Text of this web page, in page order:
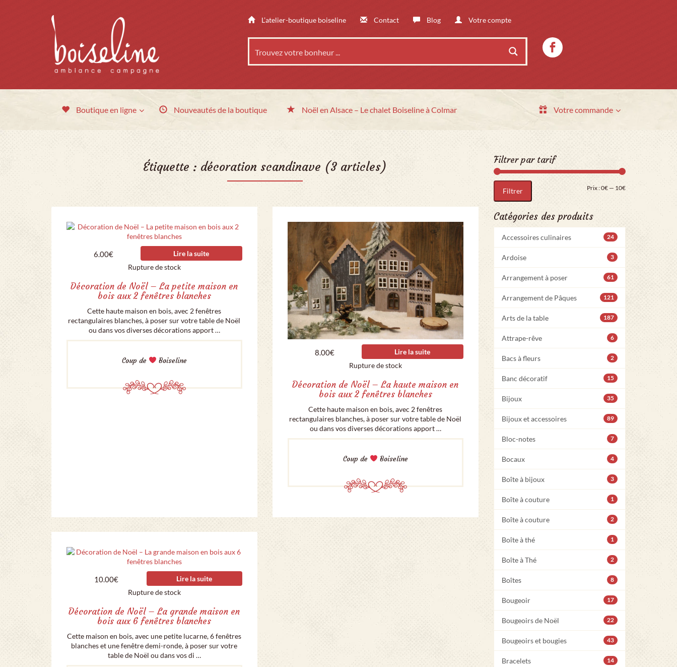
L’atelier-boutique boiseline Contact Blog Votre compte
Boutique en ligne Nouveautésde la boutique Noël en Alsace – Le chalet Boiseline à Colmar Votre commande
Étiquette : décoration scandinave (3 articles)
6.00€
Lire la suite
Rupture de stock
Décoration de Noël – La petite maison en
bois aux 2 fenêtres blanches
Cette haute maison en bois, avec 2 fenêtres
rectangulaires blanches, à poser sur votre table de Noël
ou dans vos diverses décorations apport …
Coup de Boiseline
8.00€
Lire la suite
Rupture de stock
Décoration de Noël – La haute maison en
bois aux 2 fenêtres blanches
Cette haute maison en bois, avec 2 fenêtres
rectangulaires blanches, à poser sur votre table de Noël
ou dans vos diverses décorations apport …
Coup de Boiseline
10.00€
Lire la suite
Rupture de stock
Décoration de Noël – La grande maison en
bois aux 6 fenêtres blanches
Cette maison en bois, avec une petite lucarne, 6 fenêtres
blanches et une fenêtre demi-ronde, à poser sur votre
table de Noël ou dans vos di …
Filtrer par tarif
Prix min
Prix max
Filtrer Prix :0€ — 10€
Catégories des produits
Accessoires culinaires 24
Ardoise 3
Arrangement à poser 61
Arrangement de Pâques 121
Arts de la table 187
Attrape-rêve 6
Bacs à fleurs 2
Banc décoratif 15
Bijoux 35
Bijoux et accessoires 89
Bloc-notes 7
Bocaux 4
Boîte à bijoux 3
Boîte à couture 1
Boîte à couture 2
Boîte à thé 1
Boîte à Thé 2
Boîtes 8
Bougeoir 17
Bougeoirs de Noël 22
Bougeoirs et bougies 43
Bracelets 14